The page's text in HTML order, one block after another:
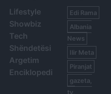
Lifestyle
Showbiz
Tech
Shëndetësi
Argetim
Enciklopedi
Edi Rama
Albania
News
Ilir Meta
Piranjat
gazeta,
tv,